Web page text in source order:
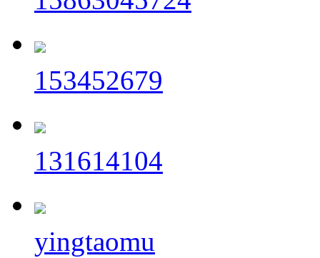
153452679
131614104
yingtaomu